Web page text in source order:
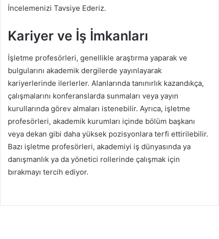
İncelemenizi Tavsiye Ederiz.
Kariyer ve İş İmkanları
İşletme profesörleri, genellikle araştırma yaparak ve
bulgularını akademik dergilerde yayınlayarak
kariyerlerinde ilerlerler. Alanlarında tanınırlık kazandıkça,
çalışmalarını konferanslarda sunmaları veya yayın
kurullarında görev almaları istenebilir. Ayrıca, işletme
profesörleri, akademik kurumları içinde bölüm başkanı
veya dekan gibi daha yüksek pozisyonlara terfi ettirilebilir.
Bazı işletme profesörleri, akademiyi iş dünyasında ya
danışmanlık ya da yönetici rollerinde çalışmak için
bırakmayı tercih ediyor.